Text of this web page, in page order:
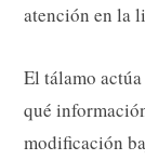
atención en la
El tálamo
qué
modificación